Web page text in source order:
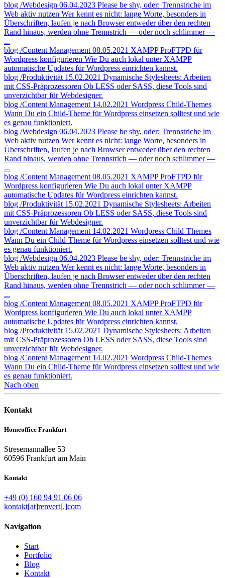
blog /Webdesign 06.04.2023 Please be shy, oder: Trennstriche im
Web aktiv nutzen Wer kennt es nicht: lange Worte, besonders in
Überschriften, laufen je nach Browser entweder über den rechten
Rand hinaus, werden ohne Trennstrich — oder noch schlimmer —
...
blog /Content Management 08.05.2021 XAMPP ProFTPD für
Wordpress konfigurieren Wie Du auch lokal unter XAMPP
automatische Updates für Wordpress einrichten kannst.
blog /Produktivität 15.02.2021 Dynamische Stylesheets: Arbeiten
mit CSS-Präprozessoren Ob LESS oder SASS, diese Tools sind
unverzichtbar für Webdesigner.
blog /Content Management 14.02.2021 Wordpress Child-Themes
Wann Du ein Child-Theme für Wordpress einsetzen solltest und wie
es genau funktioniert.
blog /Webdesign 06.04.2023 Please be shy, oder: Trennstriche im
Web aktiv nutzen Wer kennt es nicht: lange Worte, besonders in
Überschriften, laufen je nach Browser entweder über den rechten
Rand hinaus, werden ohne Trennstrich — oder noch schlimmer —
...
blog /Content Management 08.05.2021 XAMPP ProFTPD für
Wordpress konfigurieren Wie Du auch lokal unter XAMPP
automatische Updates für Wordpress einrichten kannst.
blog /Produktivität 15.02.2021 Dynamische Stylesheets: Arbeiten
mit CSS-Präprozessoren Ob LESS oder SASS, diese Tools sind
unverzichtbar für Webdesigner.
blog /Content Management 14.02.2021 Wordpress Child-Themes
Wann Du ein Child-Theme für Wordpress einsetzen solltest und wie
es genau funktioniert.
blog /Webdesign 06.04.2023 Please be shy, oder: Trennstriche im
Web aktiv nutzen Wer kennt es nicht: lange Worte, besonders in
Überschriften, laufen je nach Browser entweder über den rechten
Rand hinaus, werden ohne Trennstrich — oder noch schlimmer —
...
blog /Content Management 08.05.2021 XAMPP ProFTPD für
Wordpress konfigurieren Wie Du auch lokal unter XAMPP
automatische Updates für Wordpress einrichten kannst.
blog /Produktivität 15.02.2021 Dynamische Stylesheets: Arbeiten
mit CSS-Präprozessoren Ob LESS oder SASS, diese Tools sind
unverzichtbar für Webdesigner.
blog /Content Management 14.02.2021 Wordpress Child-Themes
Wann Du ein Child-Theme für Wordpress einsetzen solltest und wie
es genau funktioniert.
Nach oben
Kontakt
Homeoffice Frankfurt
Stresemannallee 53
60596 Frankfurt am Main
Kontakt
+49 (0) 160 94 91 06 06
kontakt[at]renvert[.]com
Navigation
Start
Portfolio
Blog
Kontakt